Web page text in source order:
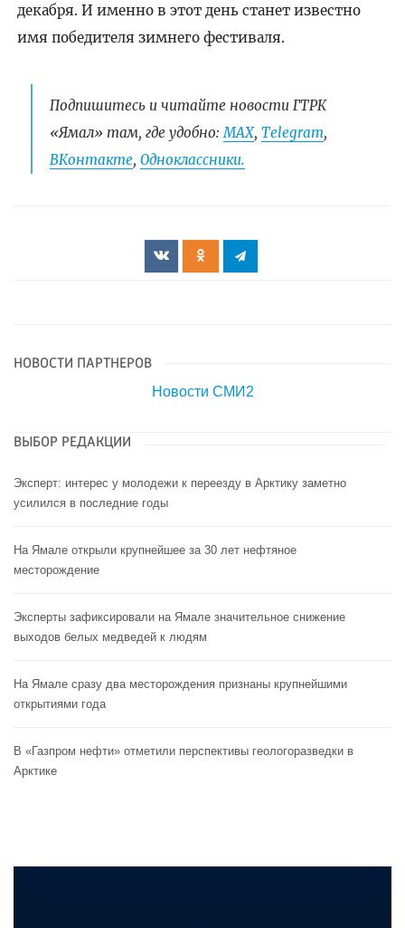
декабря. И именно в этот день станет известно
имя победителя зимнего фестиваля.
Подпишитесь и читайте новости ГТРК
«Ямал» там, где удобно: МАХ, Telegram,
ВКонтакте, Одноклассники.
НОВОСТИ ПАРТНЕРОВ
Новости СМИ2
ВЫБОР РЕДАКЦИИ
Эксперт: интерес у молодежи к переезду в Арктику заметно
усилился в последние годы
На Ямале открыли крупнейшее за 30 лет нефтяное
месторождение
Эксперты зафиксировали на Ямале значительное снижение
выходов белых медведей к людям
На Ямале сразу два месторождения признаны крупнейшими
открытиями года
В «Газпром нефти» отметили перспективы геологоразведки в
Арктике